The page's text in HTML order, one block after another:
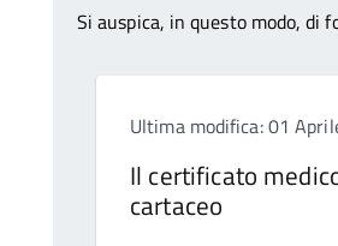
Si auspica, in questo modo,
Ultima modifica: 01
Il certificato
cartaceo